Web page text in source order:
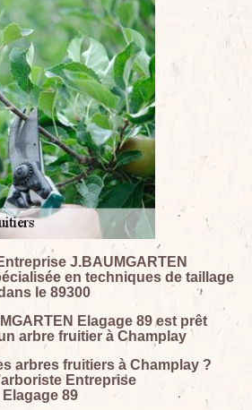
J.BAUMGARTEN
en techniques de taillage
le 89300
Elagage 89 est prêt
arbre fruitier à Champlay
arbres fruitiers à Champlay ?
Entreprise
89